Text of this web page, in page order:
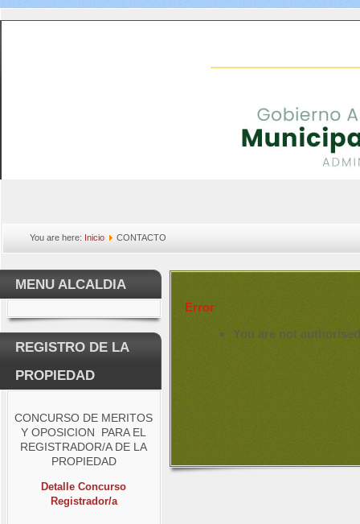
You are here: Inicio CONTACTO
MENU ALCALDIA
REGISTRO DE LA
PROPIEDAD
CONCURSO DE MERITOS
Y OPOSICION PARA EL
REGISTRADOR/A DE LA
PROPIEDAD
Detalle Concurso
Registrador/a
Error
You are not